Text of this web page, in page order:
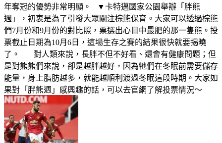
年奪冠的優勢非常明顯。 ▼卡特邁國家公園舉辦「胖熊
週」，初衷是為了引發大眾關注棕熊保育。大家可以透過棕熊
們7月份和9月份的對比照，票選出心目中最肥的那一隻熊。投
票截止日期為10月6日，這場生存之賽的結果很快就要揭曉
了。 對人類來說，長胖不但不好看、還會有健康問題；但
是對熊熊們來說，卻是越胖越好，因為牠們在冬眠前需要儲存
能量，身上脂肪越多，就能越順利渡過冬眠這段時期。大家如
果對「胖熊週」感興趣的話，可以去官網了解投票情況～